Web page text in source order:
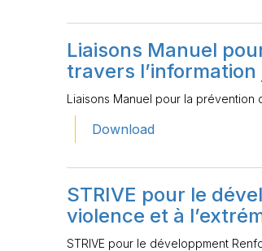
Liaisons Manuel
travers
Liaisons Manuel pour la prévention
Download
STRIVE pour le
violence et à
STRIVE pour le développment